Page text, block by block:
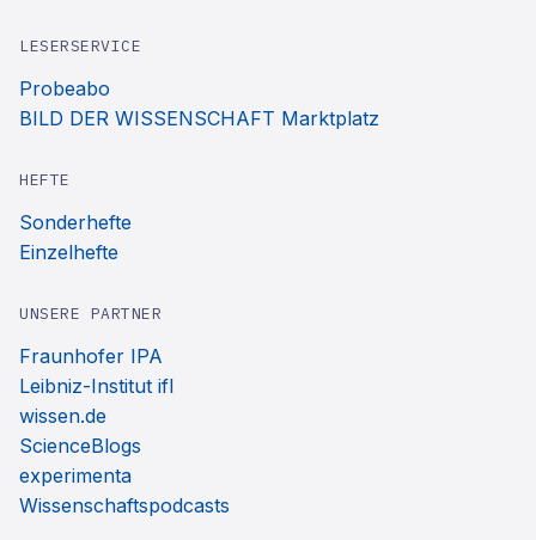
LESERSERVICE
Probeabo
BILD DER WISSENSCHAFT Marktplatz
HEFTE
Sonderhefte
Einzelhefte
UNSERE PARTNER
Fraunhofer IPA
Leibniz-Institut ifl
wissen.de
ScienceBlogs
experimenta
Wissenschaftspodcasts